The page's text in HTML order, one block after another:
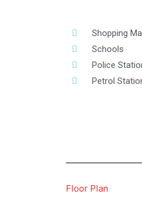
Shopping
Schools
Police
Petrol
Floor Plan